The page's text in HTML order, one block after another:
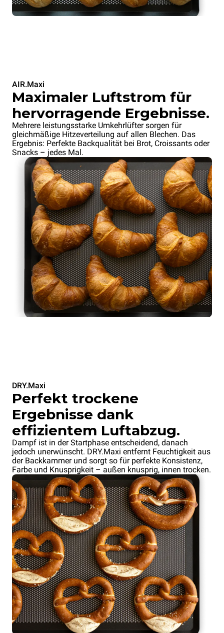
AIR.Maxi
Maximaler Luftstrom für
hervorragende Ergebnisse.
Mehrere leistungsstarke Umkehrlüfter sorgen für
gleichmäßige Hitzeverteilung auf allen Blechen. Das
Ergebnis: Perfekte Backqualität bei Brot, Croissants oder
Snacks – jedes Mal.
DRY.Maxi
Perfekt trockene
Ergebnisse dank
effizientem Luftabzug.
Dampf ist in der Startphase entscheidend, danach
jedoch unerwünscht. DRY.Maxi entfernt Feuchtigkeit aus
der Backkammer und sorgt so für perfekte Konsistenz,
Farbe und Knusprigkeit – außen knusprig, innen trocken.